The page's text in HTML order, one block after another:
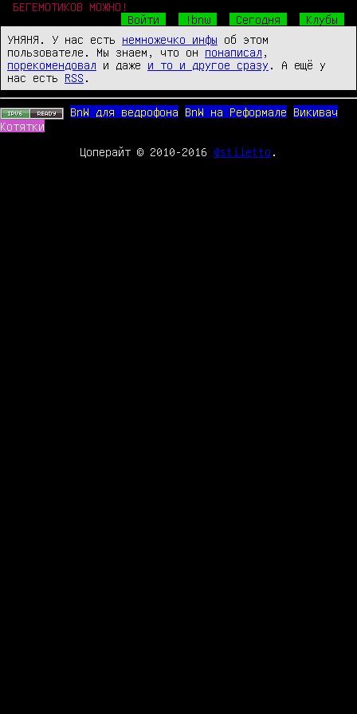
БЕГЕМОТИКОВ МОЖНО!
Войти
!bnw Сегодня
Клубы
УНЯНЯ. У нас есть немножечко инфы об этом
пользователе. Мы знаем, что он понаписал
порекомендовал и даже и то и другое сразу . А ещё у
нас есть RSS
BnW для ведрофона BnW на Реформале
Викивач
Котятки
Цоперайт © 2010-2016 @stiletto